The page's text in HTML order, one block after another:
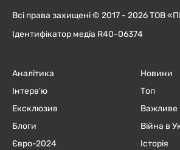
Всі права захищені © 2017 - 2026 ТОВ
Ідентифікатор медіа R40-06374
Аналітика
Інтерв'ю
Ексклюзив
Блоги
Євро-2024
Новини
Топ
Важливе
Війна в
Історія